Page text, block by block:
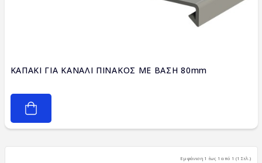
ΚΑΠΑΚΙ ΓΙΑ ΚΑΝΑΛΙ ΠΙΝΑΚΟΣ ΜΕ ΒΑΣΗ 80mm
Εμφάνιση 1 έως 1 από 1 (1 Σελ.)